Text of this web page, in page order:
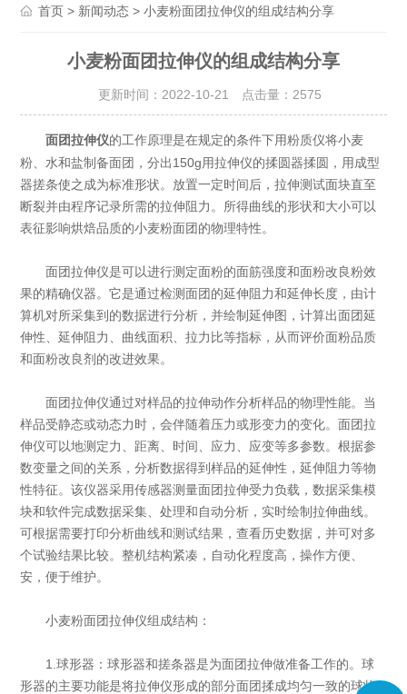
首页 > 新闻动态 > 小麦粉面团拉伸仪的组成结构分享
小麦粉面团拉伸仪的组成结构分享
更新时间：2022-10-21 点击量： 2575
面团拉伸仪的工作原理是在规定的条件下用粉质仪将小麦
粉、水和盐制备面团，分出150g用拉伸仪的揉圆器揉圆，用成型
器搓条使之成为标准形状。放置一定时间后，拉伸测试面块直至
断裂并由程序记录所需的拉伸阻力。所得曲线的形状和大小可以
表征影响烘焙品质的小麦粉面团的物理特性。
面团拉伸仪是可以进行测定面粉的面筋强度和面粉改良粉效
果的精确仪器。它是通过检测面团的延伸阻力和延伸长度，由计
算机对所采集到的数据进行分析，并绘制延伸图，计算出面团延
伸性、延伸阻力、曲线面积、拉力比等指标，从而评价面粉品质
和面粉改良剂的改进效果。
面团拉伸仪通过对样品的拉伸动作分析样品的物理性能。当
样品受静态或动态力时，会伴随着压力或形变力的变化。面团拉
伸仪可以地测定力、距离、时间、应力、应变等多参数。根据参
数变量之间的关系，分析数据得到样品的延伸性，延伸阻力等物
性特征。该仪器采用传感器测量面团拉伸受力负载，数据采集模
块和软件完成数据采集、处理和自动分析，实时绘制拉伸曲线。
可根据需要打印分析曲线和测试结果，查看历史数据，并可对多
个试验结果比较。整机结构紧凑，自动化程度高，操作方便、
安，便于维护。
小麦粉面团拉伸仪组成结构：
1.球形器：球形器和搓条器是为面团拉伸做准备工作的。球
形器的主要功能是将拉伸仪形成的部分面团揉成均匀一致的球状